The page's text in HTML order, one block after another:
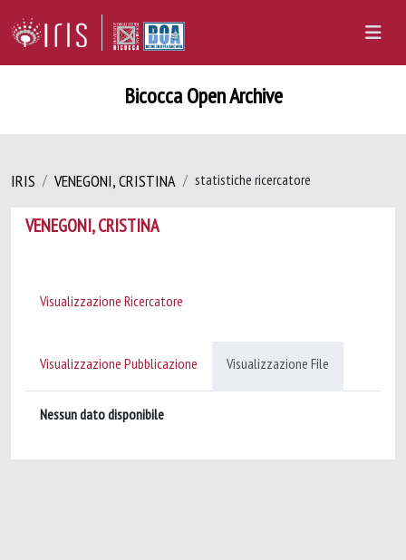
Bicocca Open Archive
IRIS VENEGONI, CRISTINA statistiche ricercatore
VENEGONI, CRISTINA
Visualizzazione Ricercatore
Visualizzazione Pubblicazione Visualizzazione File
Nessun dato disponibile